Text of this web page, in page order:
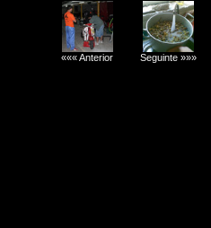
««« Anterior Seguinte »»»